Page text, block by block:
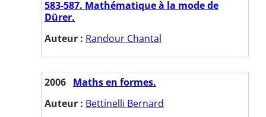
583-587. Mathématique à la mode de
Dürer.
Auteur : Randour Chantal
2006 Maths en formes.
Auteur : Bettinelli Bernard